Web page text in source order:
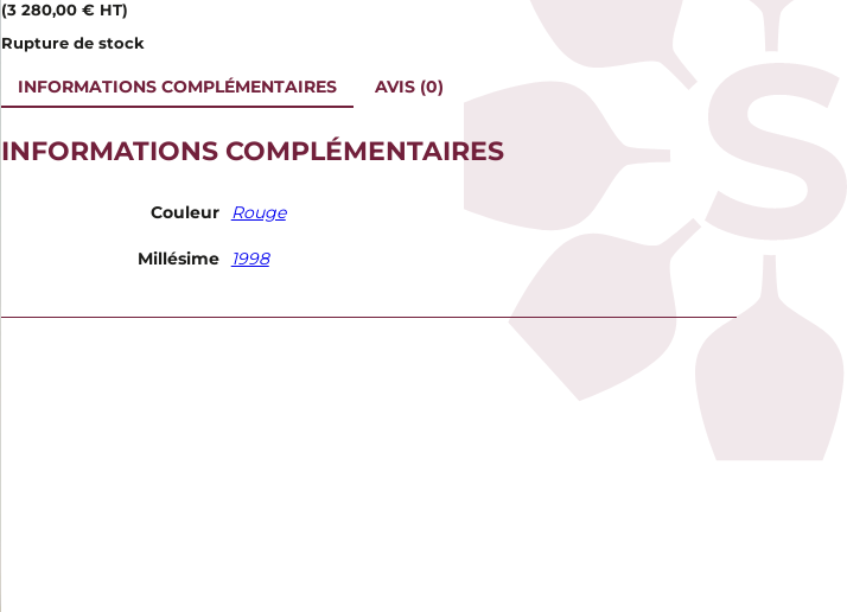
(3 280,00 €HT)
Rupture de stock
INFORMATIONS COMPLÉMENTAIRES AVIS (0)
INFORMATIONS COMPLÉMENTAIRES
Couleur Rouge
Millésime 1998